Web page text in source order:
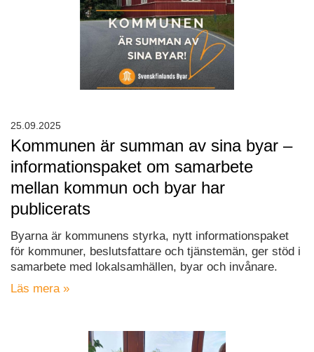
Kommunen är summan av sina byar –
informationspaket om samarbete
mellan kommun och byar har
publicerats
Byarna är kommunens styrka, nytt informationspaket
för kommuner, beslutsfattare och tjänstemän, ger stöd i
samarbete med lokalsamhällen, byar och invånare.
Läs mera »
25.09.2025